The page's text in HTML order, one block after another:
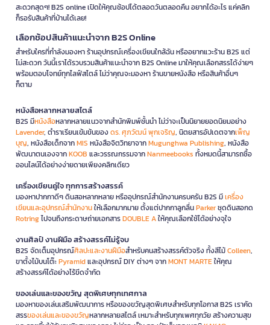
สะดวกสุดๆ! B2S online เปิดให้คุณช้อปได้ตลอดวันตลอดคืน อยากได้อะไร แค่คลิก
ก็รอรับสินค้าที่บ้านได้เลย!
เลือกช้อปสินค้าแนะนำจาก B2S Online
สำหรับใครที่กำลังมองหา ร้านอุปกรณ์เครื่องเขียนใกล้ฉัน หรืออยากแวะร้าน B2S แต่
ไม่สะดวก วันนี้เราได้รวบรวมสินค้าแนะนำจาก B2S Online มาให้คุณเลือกสรรได้ง่ายๆ
พร้อมตอบโจทย์ทุกไลฟ์สไตล์ ไม่ว่าคุณจะมองหา ร้านขายหนังสือ หรือสินค้าอื่นๆ
ก็ตาม
หนังสือหลากหลายสไตล์
B2S มีหนังสือหลากหลายแนวจากสำนักพิมพ์ชั้นนำ ไม่ว่าจะเป็นนิยายยอดนิยมอย่าง
Lavender, ตำราเรียนเข้มข้นของดร. ศุภวัฒน์ พุกเจริญ, นิตยสารอัปเดตจากเพ็ญ
บุญ, หนังสือเด็กจากMIS หนังสือจิตวิทยาจากMugunghwa Publishing, หนังสือ
พัฒนาตนเองจากKOOB และวรรณกรรมจากNanmeebooks ทั้งหมดนี้สามารถซื้อ
ออนไลน์ได้อย่างง่ายดายเพียงคลิกเดียว
เครื่องเขียนคู่ใจ ทุกการสร้างสรรค์
มองหาปากกาดีๆ ดินสอหลากหลาย หรืออุปกรณ์สำนักงานครบครัน B2S มีเครื่อง
เขียนและอุปกรณ์สำนักงานให้เลือกมากมาย ตั้งแต่ปากกาลูกลื่นParkerชุดดินสอกด
Rotringไปจนถึงกระดาษถ่ายเอกสารDOUBLE Aให้คุณเลือกใช้ได้อย่างจุใจ
งานศิลป์ งานฝีมือ สร้างสรรค์ไม่รู้จบ
B2S จัดเต็มอุปกรณ์ศิลปะและงานฝีมือสำหรับคนสร้างสรรค์ตัวจริง ทั้งสีไม้Colleen,
ขาตั้งไม้บนโต๊ะPyramidและอุปกรณ์ DIY ต่างๆ จากMONT MARTEให้คุณ
สร้างสรรค์ได้อย่างไร้ขีดจำกัด
ของเล่นและของขวัญ สุดพิเศษทุกเทศกาล
มองหาของเล่นเสริมพัฒนาการ หรือของขวัญสุดพิเศษสำหรับทุกโอกาส B2S เราคัด
สรรของเล่นและของขวัญหลากหลายสไตล์ เหมาะสำหรับทุกเพศทุกวัย สร้างความสุข